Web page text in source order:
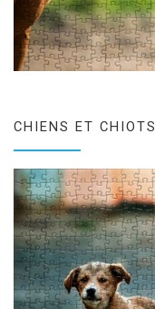
CHIENS ET